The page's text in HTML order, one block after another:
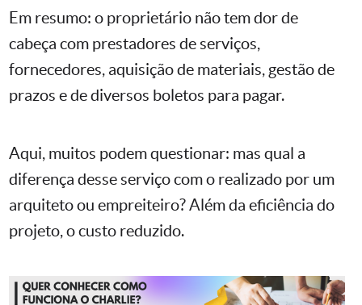
Em resumo: o proprietário não tem dor de
cabeça com prestadores de serviços,
fornecedores, aquisição de materiais, gestão de
prazos e de diversos boletos para pagar.
Aqui, muitos podem questionar: mas qual a
diferença desse serviço com o realizado por um
arquiteto ou empreiteiro? Além da eficiência do
projeto, o custo reduzido.